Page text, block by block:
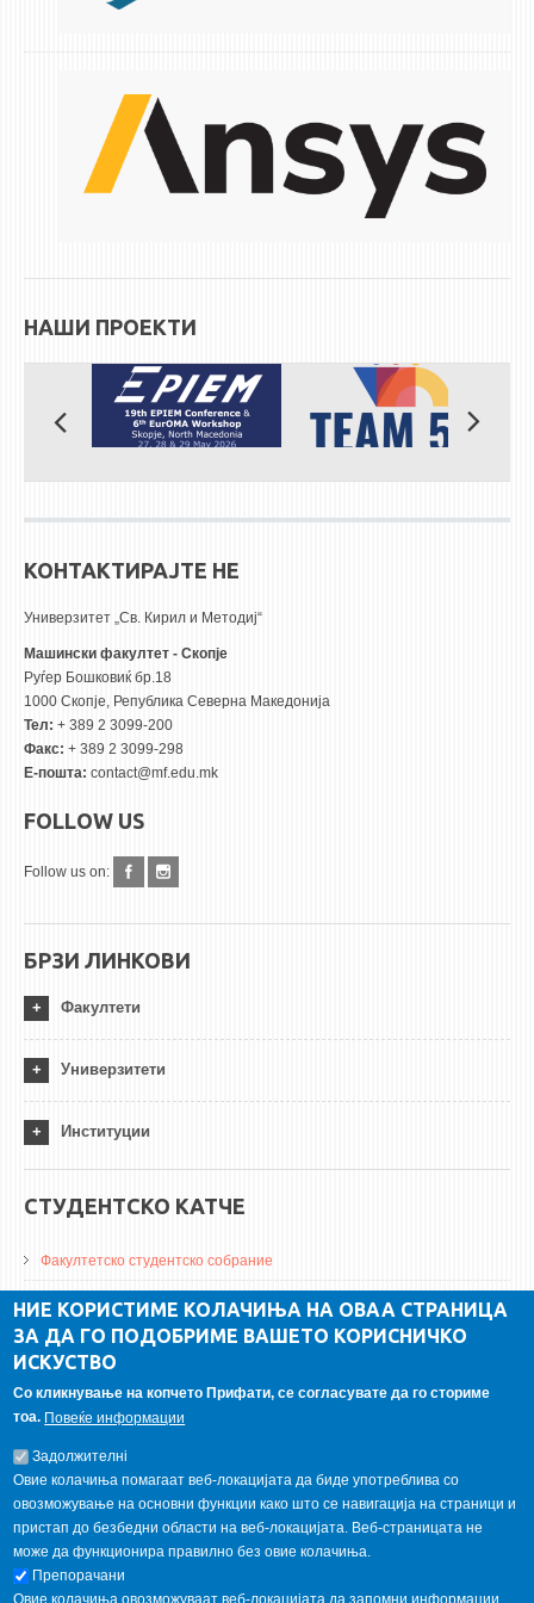
СООПШТЕНИЈА
СТУДЕНТСКА СЛУЖБА
СТИПЕНДИИ
КОНТАКТ
НАШИ ПРОЕКТИ
КОНТАКТИРАЈТЕ НЕ
Универзитет „Св. Кирил и Методиј“
Машински факултет - Скопје
Руѓер Бошковиќ бр.18
1000 Скопје, Република Северна Македонија
Тел: + 389 2 3099-200
Факс: + 389 2 3099-298
Е-пошта: contact@mf.edu.mk
FOLLOW US
Follow us on:
БРЗИ ЛИНКОВИ
Факултети
Универзитети
Институции
СТУДЕНТСКО КАТЧЕ
Факултетско студентско собрание
ДА Винчи магазин
Алумни асоцијација
ГАЛЕРИЈА
НИЕ КОРИСТИМЕ КОЛАЧИЊА НА ОВАА СТРАНИЦА
ЗА ДА ГО ПОДОБРИМЕ ВАШЕТО КОРИСНИЧКО
ИСКУСТВО
Со кликнување на копчето Прифати, се согласувате да го сториме
тоа. Повеќе информации
Задолжителнi
Овие колачиња помагаат веб-локацијата да биде употреблива со
овозможување на основни функции како што се навигација на страници и
пристап до безбедни области на веб-локацијата. Веб-страницата не
може да функционира правилно без овие колачиња.
Препорачани
Овие колачиња овозможуваат веб-локацијата да запомни информации